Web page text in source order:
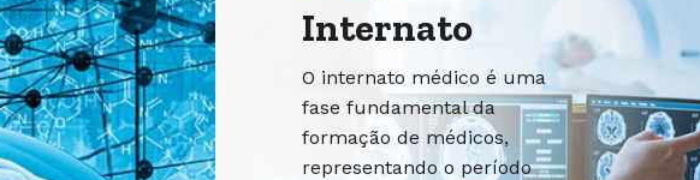
Internato
O internato médico é uma
fase fundamental da
formação de médicos,
representando o período